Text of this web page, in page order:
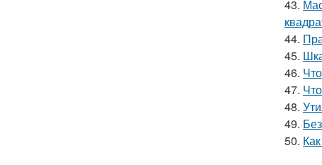
43.
44.
45.
46.
47.
48.
49.
50.